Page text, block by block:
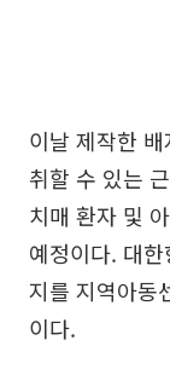
이날 제작한
취할 수 있는
치매 환자 및
예정이다. 대
지를 지역아동
이다.